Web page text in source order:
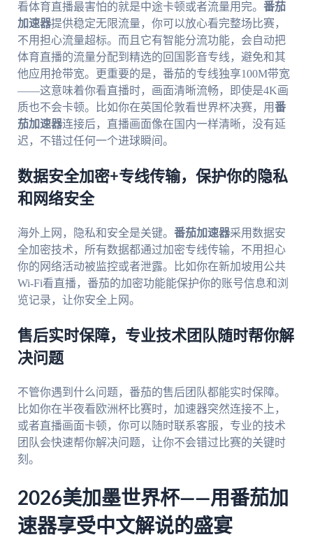
看体育直播最害怕的就是中途卡顿或者流量用完。 番茄
加速器提供稳定无限流量，你可以放心看完整场比赛，
不用担心流量超标。而且它有智能分流功能，会自动把
体育直播的流量分配到精选的回国影音专线，避免和其
他应用抢带宽。更重要的是，番茄的专线独享100M带宽
——这意味着你看直播时，画面清晰流畅，即使是4K画
质也不会卡顿。比如你在英国伦敦看世界杯决赛，用番
茄加速器连接后，直播画面像在国内一样清晰，没有延
迟，不错过任何一个进球瞬间。
数据安全加密+专线传输，保护你的隐私
和网络安全
海外上网，隐私和安全是关键。 番茄加速器采用数据安
全加密技术，所有数据都通过加密专线传输，不用担心
你的网络活动被监控或者泄露。比如你在新加坡用公共
Wi-Fi看直播，番茄的加密功能能保护你的账号信息和浏
览记录，让你安全上网。
售后实时保障，专业技术团队随时帮你解
决问题
不管你遇到什么问题，番茄的售后团队都能实时保障。
比如你在半夜看欧洲杯比赛时，加速器突然连接不上，
或者直播画面卡顿，你可以随时联系客服，专业的技术
团队会快速帮你解决问题，让你不会错过比赛的关键时
刻。
2026美加墨世界杯——用番茄加
速器享受中文解说的盛宴